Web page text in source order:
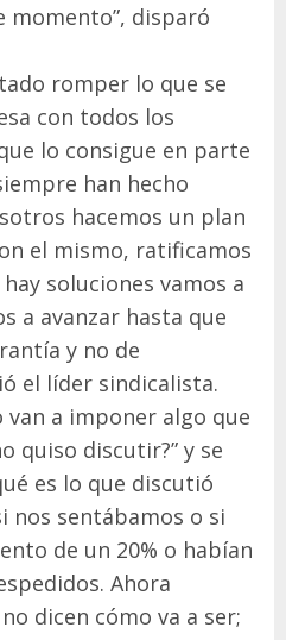
momento”, disparó
romper lo que se
con todos los
lo consigue en parte
han hecho
hacemos un plan
el mismo, ratificamos
soluciones vamos a
a avanzar hasta que
y no de
el líder sindicalista.
van a imponer algo que
quiso discutir?” y se
es lo que discutió
nos sentábamos o si
de un 20% o habían
Ahora
dicen cómo va a ser;